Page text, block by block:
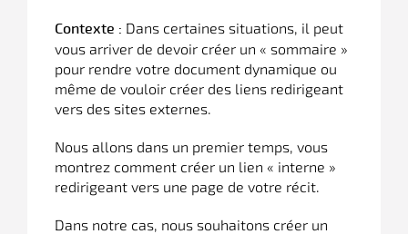
Contexte : Dans certaines situations, il peut
vous arriver de devoir créer un « sommaire »
pour rendre votre document dynamique ou
même de vouloir créer des liens redirigeant
vers des sites externes.
Nous allons dans un premier temps, vous
montrez comment créer un lien « interne »
redirigeant vers une page de votre récit.
Dans notre cas, nous souhaitons créer un